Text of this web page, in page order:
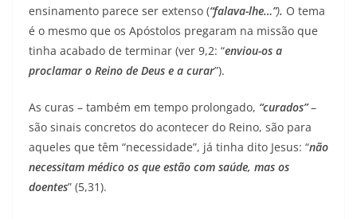
ensinamento parece ser extenso (“falava-lhe…”). O tema
é o mesmo que os Apóstolos pregaram na missão que
tinha acabado de terminar (ver 9,2: “enviou-os a
proclamar o Reino de Deus e a curar”).
As curas – também em tempo prolongado, “curados”–
são sinais concretos do acontecer do Reino, são para
aqueles que têm “necessidade”, já tinha dito Jesus: “não
necessitam médico os que estão com saúde, mas os
doentes” (5,31).